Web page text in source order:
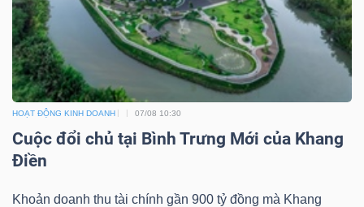
HOẠT ĐỘNG KINH DOANH 07/08 10:30
Cuộc đổi chủ tại Bình Trưng Mới của Khang
Điền
Khoản doanh thu tài chính gần 900 tỷ đồng mà Khang
TÀI
CHÍNH
CÔNG
NGHỆ